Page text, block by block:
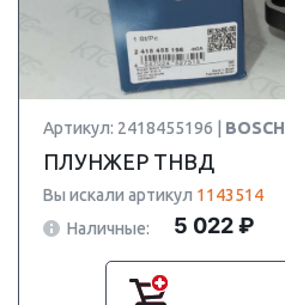
Артикул: 2418455196 | BOSCH
ПЛУНЖЕР ТНВД
Вы искали артикул 1143514
Наличные:
5 022 ₽